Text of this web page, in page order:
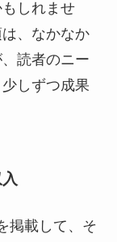
しれませ
、なかなか
読者のニー
しずつ成果
掲載して、そ